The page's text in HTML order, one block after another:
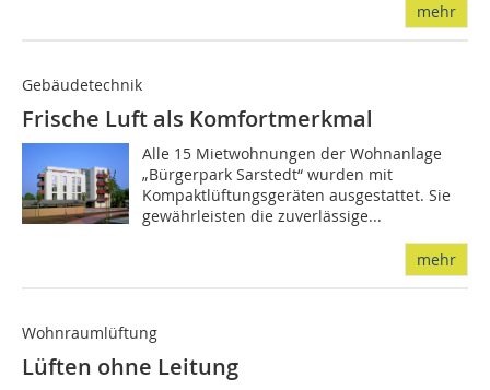
mehr
Gebäudetechnik
Frische Luft als Komfortmerkmal
Alle 15 Mietwohnungen der Wohnanlage
„Bürgerpark Sarstedt“ wurden mit
Kompaktlüftungsgeräten ausgestattet. Sie
gewährleisten die zuverlässige...
mehr
Wohnraumlüftung
Lüften ohne Leitung